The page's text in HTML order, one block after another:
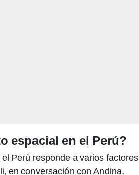
espacial en el Perú?
Perú responde a varios factores
en conversación con Andina,